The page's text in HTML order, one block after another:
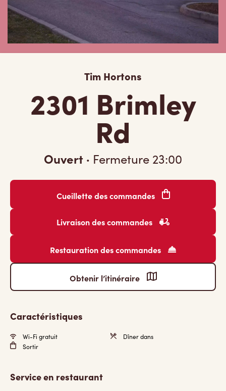
Tim Hortons
2301 Brimley
Rd
Ouvert · Fermeture 23:00
Cueillette des commandes
Livraison des commandes
Restauration des commandes
Obtenir l’itinéraire
Caractéristiques
Wi-Fi gratuit
Dîner dans
Sortir
Service en restaurant